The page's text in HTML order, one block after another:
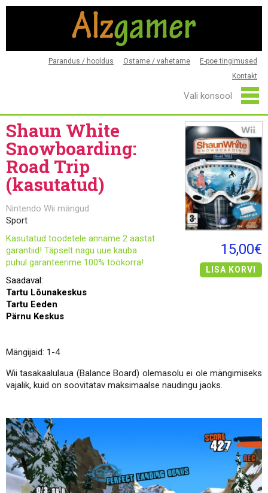
Parandus / hooldus Ostame / vahetame
E-poe tingimused
Kontakt
Shaun White
Snowboarding:
Road Trip
(kasutatud)
Nintendo Wii mängud
Sport
Kasutatud toodetele anname 2 aastat
garantiid! Täpselt nagu uue kauba
puhul garanteerime 100% töökorra!
Saadaval:
Tartu Lõunakeskus
Tartu Eeden
Pärnu Keskus
15,00€
LISA KORVI
Mängijaid: 1-4
Wii tasakaalulaua (Balance Board) olemasolu ei ole mängimiseks
vajalik, kuid on soovitatav maksimaalse naudingu jaoks.